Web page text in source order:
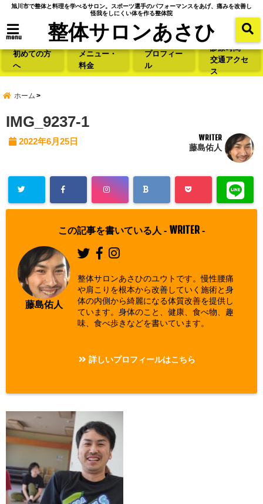
旭川市で整体と料理を学べるサロン。スポーツ選手のパフォーマンスをあげ、痛みを改善し
怪我をしにくい体を作る整体院
menu 整体サロンあさひ
初めての方
へ
メニュー・
料金
プロフィー
ル
診療時間・
交通アクセ
ス
ホーム
IMG_9237-1
2022年6月25日 WRITER
藤島佑人
この記事を書いている人 - WRITER -
藤島佑人
整体サロンあさひのユウトです。慢性腰痛
や肩こりを根本から改善していく施術と身
体の内側から綺麗になる体質改善を提供し
ています。身体のこと、健康、食べ物、趣
味、食べ歩きなどを書いています。
詳しいプロフィールはこちら